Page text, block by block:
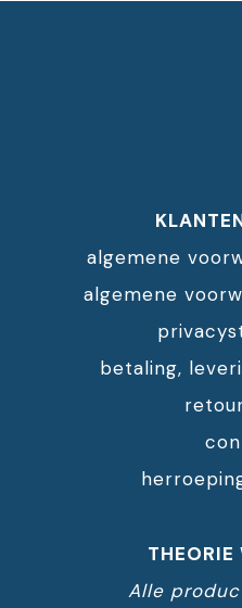
algemene
algemene
betaling,
THEORIE
Alle